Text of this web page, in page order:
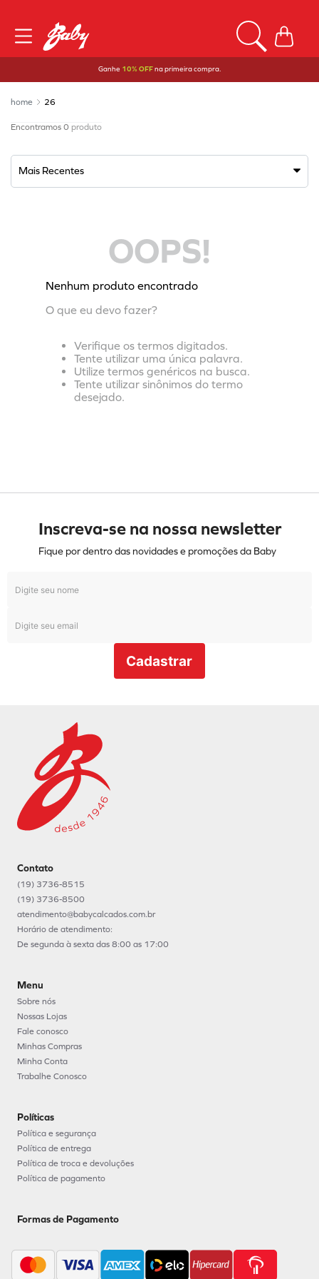
Ganhe 10% OFFna primeira compra.
26
0 produto
Mais Recentes
OOPS!
Nenhum produto encontrado
O que eu devo fazer?
Verifique os termos digitados.
Tente utilizar uma única palavra.
Utilize termos genéricos na busca.
Tente utilizar sinônimos do termo
desejado.
Inscreva-se na nossa newsletter
Fique por dentro das novidades e promoções da Baby
Cadastrar
Contato
(19) 3736-8515
(19) 3736-8500
atendimento@babycalcados.com.br
Horário de atendimento:
De segunda à sexta das 8:00 as 17:00
Menu
Sobre nós
Nossas Lojas
Fale conosco
Minhas Compras
Minha Conta
Trabalhe Conosco
Políticas
Política e segurança
Política de entrega
Política de troca e devoluções
Política de pagamento
Formas de Pagamento